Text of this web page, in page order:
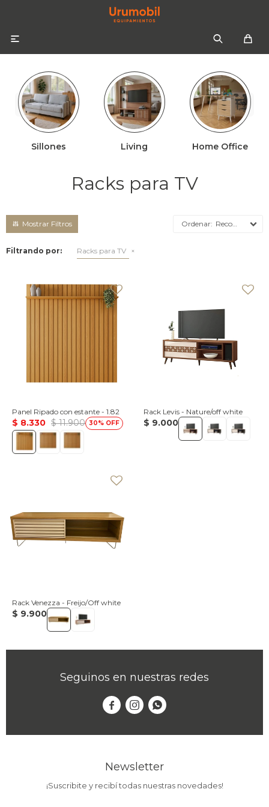

Sillones Living Home Office
Racks para TV
Recomendados
Filtrando por: Racks para TV
Panel Ripado con estante - 1.82
$ 8.330 $ 11.900 30
Rack Levis - Nature/off white
$ 9.000
Rack Venezza - Freijo/Off white
$ 9.900
Seguinos en nuestras redes
  
Newsletter
¡Suscribite y recibí todas nuestras novedades!
Colchones
Ropa de cama